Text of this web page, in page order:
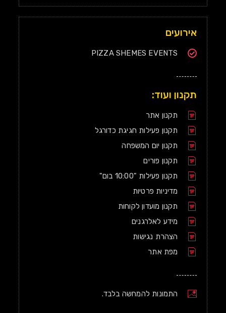
אירועים
PIZZA SHEMES EVENTS
תקנון ועוד:
תקנון אתר
תקנון פעילות חגיגת כדורגל
תקנון יום המשפחה
תקנון פורים
תקנון פעילות "10:00 בום"
מדיניות פרטיות
תקנון מועדון לקוחות
מידע לאלרגנים
הצהרת נגישות
מפת אתר
התמונות להמחשה בלבד.